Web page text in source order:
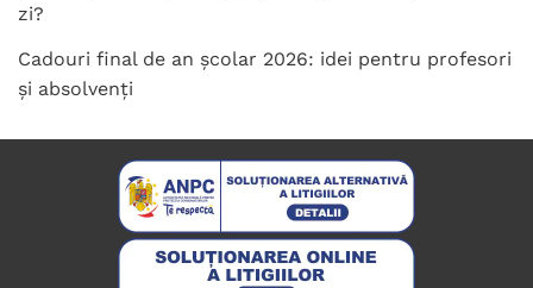
zi?
Cadouri final de an școlar 2026: idei pentru profesori
și absolvenți